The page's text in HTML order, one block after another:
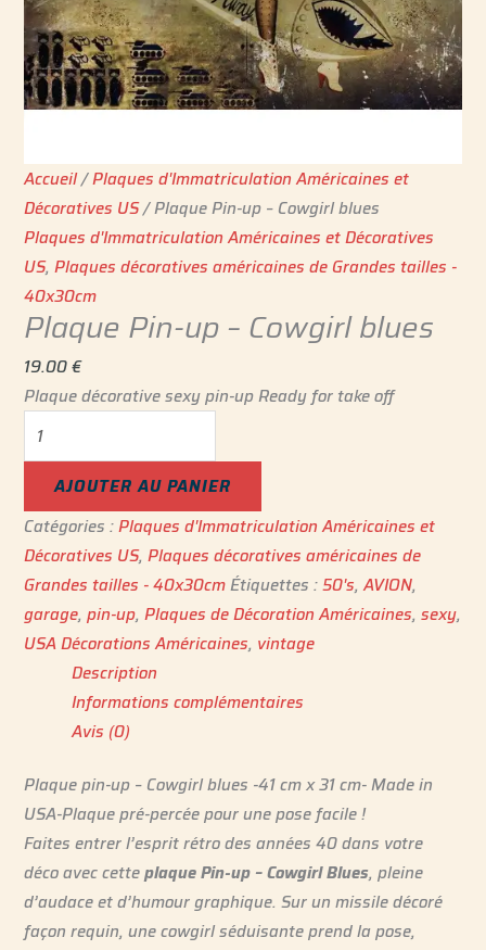
Accueil/Plaques d'Immatriculation Américaines et
Décoratives US/ Plaque Pin-up – Cowgirl blues
Plaques d'Immatriculation Américaines et Décoratives
US,Plaques décoratives américaines de Grandes tailles -
40x30cm
Plaque Pin-up – Cowgirl blues
19.00€
Plaque décorative sexy pin-up Ready for take off
AJOUTER AU PANIER
Catégories :Plaques d'Immatriculation Américaines et
Décoratives US,Plaques décoratives américaines de
Grandes tailles - 40x30cmÉtiquettes :50's,AVION,
garage,pin-up,Plaques de Décoration Américaines,sexy,
USA Décorations Américaines, vintage
Description
Informations complémentaires
Avis (0)
Plaque pin-up – Cowgirl blues -41 cm x 31 cm- Made in
USA-Plaque pré-percée pour une pose facile !
Faites entrer l’esprit rétro des années 40 dans votre
déco avec cetteplaque Pin-up – Cowgirl Blues, pleine
d’audace et d’humour graphique. Sur un missile décoré
façon requin, une cowgirl séduisante prend la pose,